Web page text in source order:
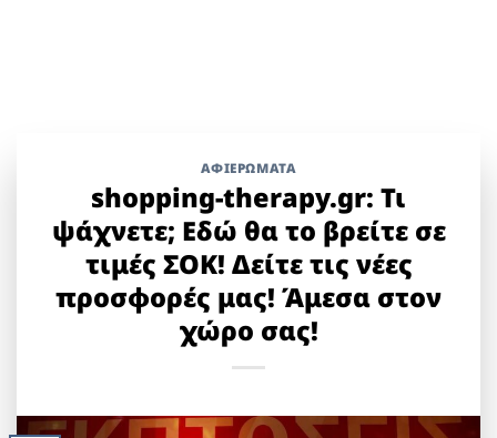
ΑΦΙΕΡΩΜΑΤΑ
shopping-therapy.gr: Τι
ψάχνετε; Εδώ θα το βρείτε σε
τιμές ΣΟΚ! Δείτε τις νέες
προσφορές μας! Άμεσα στον
χώρο σας!